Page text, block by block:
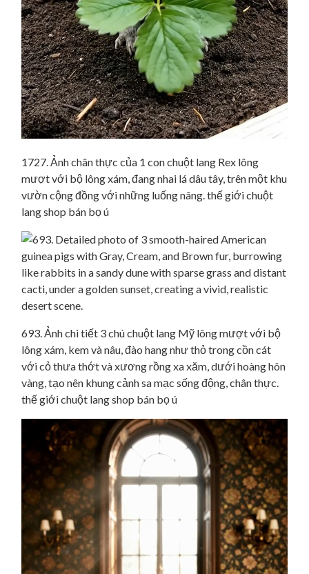
1727. Ảnh chân thực của 1 con chuột lang Rex lông
mượt với bộ lông xám, đang nhai lá dâu tây, trên một khu
vườn cộng đồng với những luống nâng. thế giới chuột
lang shop bán bọ ú
693. Ảnh chi tiết 3 chú chuột lang Mỹ lông mượt với bộ
lông xám, kem và nâu, đào hang như thỏ trong cồn cát
với cỏ thưa thớt và xương rồng xa xăm, dưới hoàng hôn
vàng, tạo nên khung cảnh sa mạc sống động, chân thực.
thế giới chuột lang shop bán bọ ú